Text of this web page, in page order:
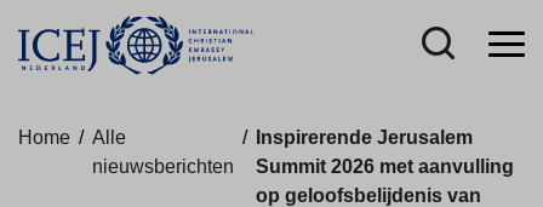
Home / Alle
nieuwsberichten
/
Inspirerende Jerusalem
Summit 2026 met aanvulling
op geloofsbelijdenis van